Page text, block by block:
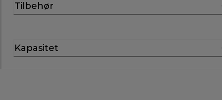
Tilbehør
Kapasitet